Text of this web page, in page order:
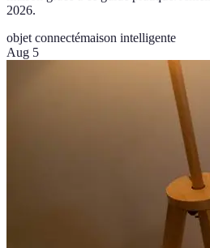
2026.
objet connectémaison intelligente
Aug 5